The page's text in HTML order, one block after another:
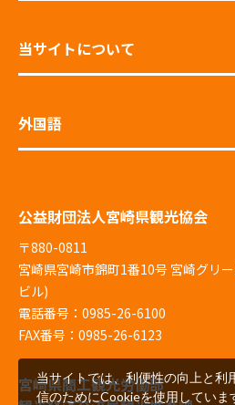
当サイトについて
外国語
公益財団法人宮崎県観光協会
〒880-0811
宮崎県宮崎市錦町1番10号 宮崎グリ
ビル)
電話番号：0985-26-6100
FAX番号：0985-26-6123
宮崎県商工観光労働部
当サイトでは、利便性の向上と利
信のためにCookieを使用していま